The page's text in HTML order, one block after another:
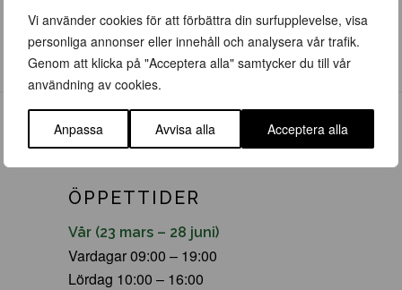
Vi använder cookies för att förbättra din surfupplevelse, visa
personliga annonser eller innehåll och analysera vår trafik.
Genom att klicka på "Acceptera alla" samtycker du till vår
användning av cookies.
Anpassa Avvisa alla Acceptera alla
ÖPPETTIDER
Vår (23 mars – 28 juni)
Vardagar 09:00 – 19:00
Lördag 10:00 – 16:00